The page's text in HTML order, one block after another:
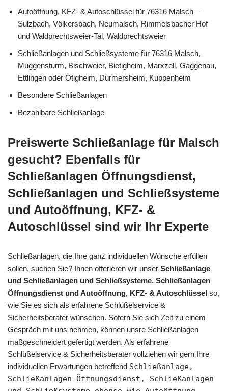
Autoöffnung, KFZ- & Autoschlüssel für 76316 Malsch –
Sulzbach, Völkersbach, Neumalsch, Rimmelsbacher Hof
und Waldprechtsweier-Tal, Waldprechtsweier
Schließanlagen und Schließsysteme für 76316 Malsch,
Muggensturm, Bischweier, Bietigheim, Marxzell, Gaggenau,
Ettlingen oder Ötigheim, Durmersheim, Kuppenheim
Besondere Schließanlagen
Bezahlbare Schließanlage
Preiswerte Schließanlage für Malsch
gesucht? Ebenfalls für
Schließanlagen Öffnungsdienst,
Schließanlagen und Schließsysteme
und Autoöffnung, KFZ- &
Autoschlüssel sind wir Ihr Experte
Schließanlagen, die Ihre ganz individuellen Wünsche erfüllen
sollen, suchen Sie? Ihnen offerieren wir unser Schließanlage
und Schließanlagen und Schließsysteme, Schließanlagen
Öffnungsdienst und Autoöffnung, KFZ- & Autoschlüssel so,
wie Sie es sich als erfahrene Schlüßelservice &
Sicherheitsberater wünschen. Sofern Sie sich Zeit zu einem
Gespräch mit uns nehmen, können unsre Schließanlagen
maßgeschneidert gefertigt werden. Als erfahrene
Schlüßelservice & Sicherheitsberater vollziehen wir gern Ihre
individuellen Erwartungen betreffend Schließanlage,
Schließanlagen Öffnungsdienst, Schließanlagen